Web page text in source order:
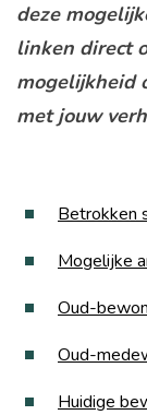
deze
linken direct
mogelijkheid
met jouw
Betrokken
Mogelijke
Oud-
Oud-
Huidige